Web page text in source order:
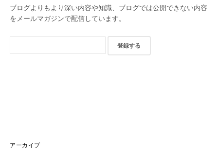
ブログよりもより深い内容や知識、ブログでは公開できない内容
をメールマガジンで配信しています。
アーカイブ